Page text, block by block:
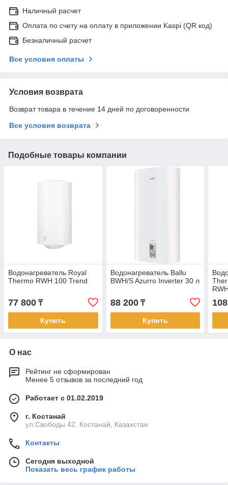
Наличный расчет
Оплата по счету на оплату в приложении Kaspi (QR код)
Безналичный расчет
Все условия оплаты
Условия возврата
Возврат товара в течение 14 дней по договоренности
Все условия возврата
Подобные товары компании
Водонагреватель Royal
Thermo RWH 100 Trend
77 800 ₸
Купить
Водонагреватель Ballu
BWH/S Azurro Inverter 30 л
88 200₸
Купить
О нас
Рейтинг не сформирован
Менее 5 отзывов за последний год
Работает с 01.02.2019
г. Костанай
ул.Свободы 42, Костанай, Казахстан
Контакты
Сегодня выходной
Показать весь график работы